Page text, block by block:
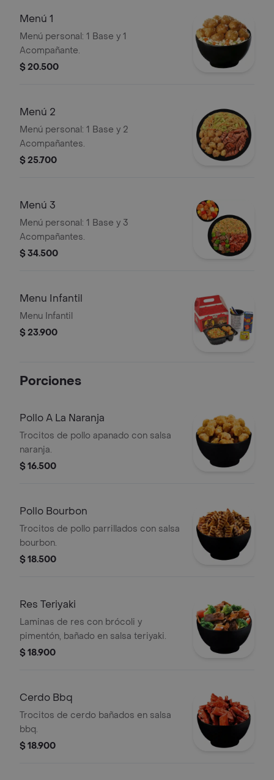
Menú 1
Menú personal: 1 Base y 1
Acompañante.
$ 20.500
Menú 2
Menú personal: 1 Base y 2
Acompañantes.
$ 25.700
Menú 3
Menú personal: 1 Base y 3
Acompañantes.
$ 34.500
Menu Infantil
Menu Infantil
$ 23.900
Porciones
Pollo A La Naranja
Trocitos de pollo apanado con salsa
naranja.
$ 16.500
Pollo Bourbon
Trocitos de pollo parrillados con salsa
bourbon.
$ 18.500
Res Teriyaki
Laminas de res con brócoli y
pimentón, bañado en salsa teriyaki.
$ 18.900
Cerdo Bbq
Trocitos de cerdo bañados en salsa
bbq.
$ 18.900